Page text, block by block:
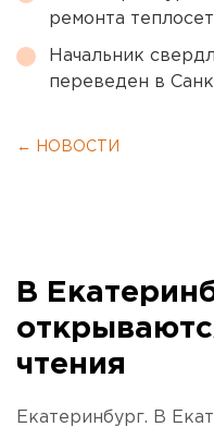
ремонта
Начальник
переведен в
← НОВОСТИ
В
чтения
Екатеринбург. В